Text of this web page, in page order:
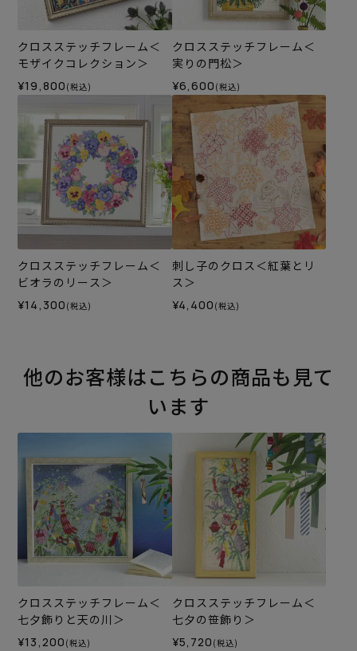
クロスステッチフレーム＜
モザイクコレクション＞
¥19,800 (税込)
クロスステッチフレーム＜
実りの門松＞
¥6,600 (税込)
クロスステッチフレーム＜
ビオラのリース＞
¥14,300 (税込)
刺し子のクロス＜紅葉とリ
ス＞
¥4,400 (税込)
他のお客様はこちらの商品も見て
います
クロスステッチフレーム＜
七夕飾りと天の川＞
¥13,200 (税込)
クロスステッチフレーム＜
七夕の笹飾り＞
¥5,720 (税込)